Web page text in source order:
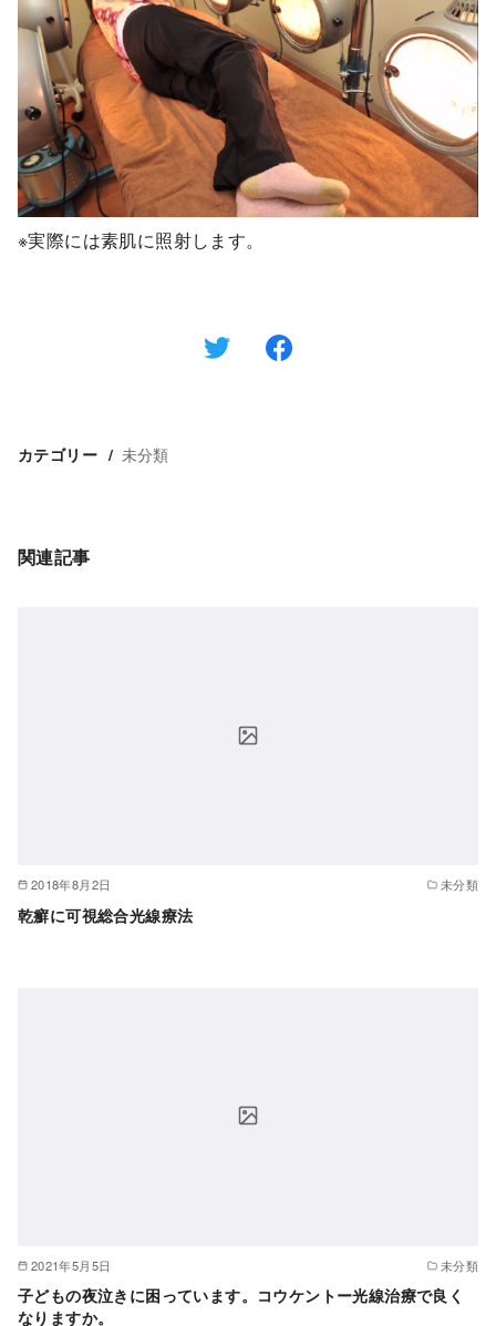
※実際には素肌に照射します。
カテゴリー 未分類
関連記事
2018年8月2日 未分類
乾癬に可視総合光線療法
2021年5月5日 未分類
子どもの夜泣きに困っています。コウケントー光線治療で良く
なりますか。